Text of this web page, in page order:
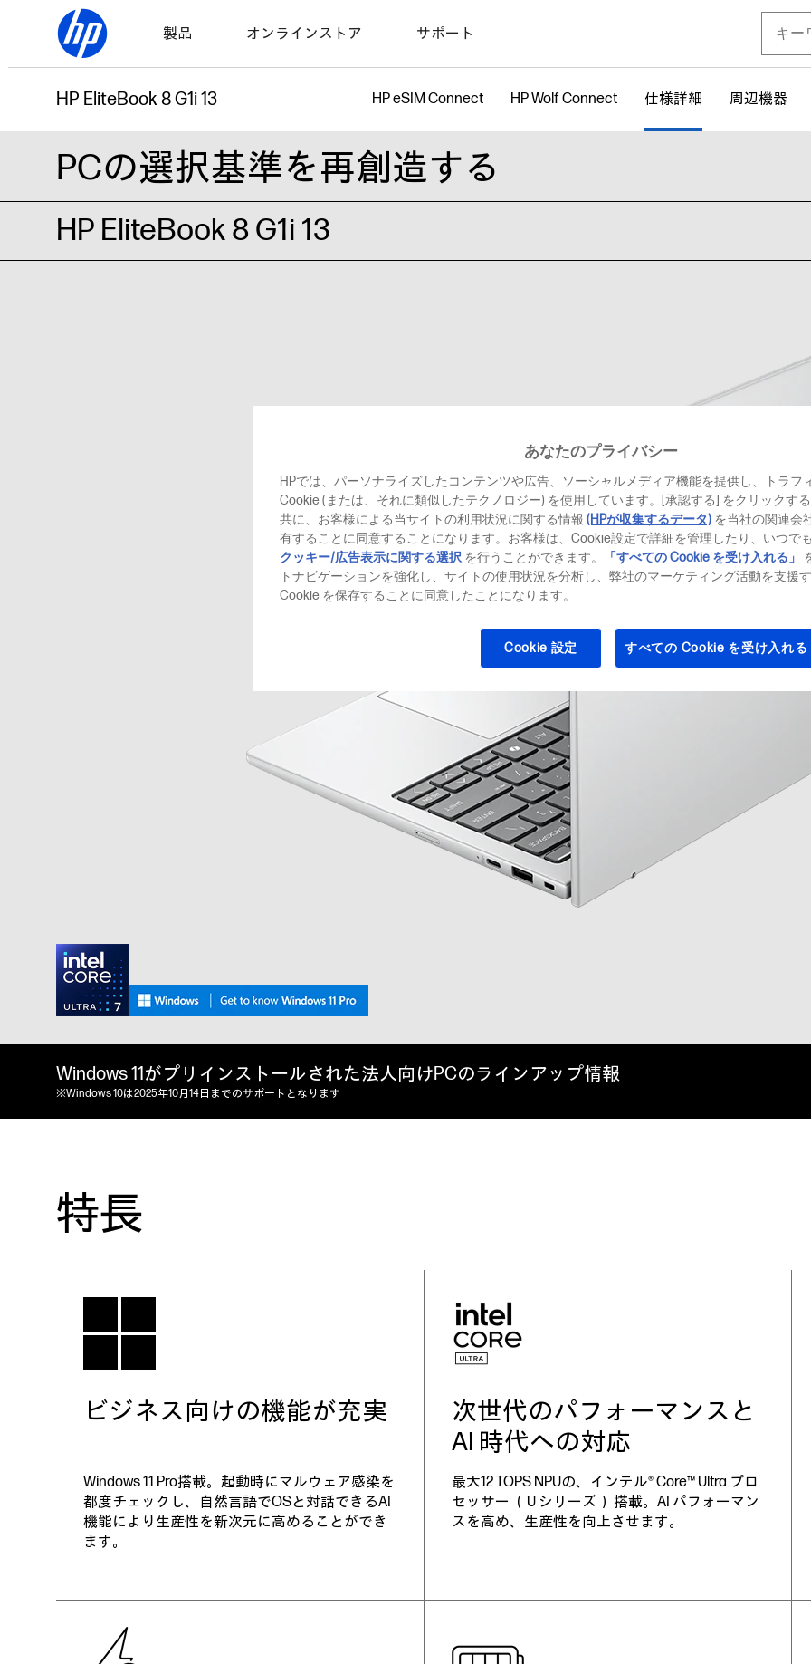
製品 オンラインストア サポート
HP EliteBook 8 G1i 13 HP eSIM Connect HP Wolf Connect 仕様詳細 周辺機器
PCの選択基準を再創造する
HP EliteBook 8 G1i 13
Windows 11がプリインストールされた法人向けPCのラインアップ情報
※Windows 10は2025年10月14日までのサポートとなります
特長
ビジネス向けの機能が充実
Windows 11 Pro搭載。起動時にマルウェア感染を
都度チェックし、自然言語でOSと対話できるAI
機能により生産性を新次元に高めることができ
ます。
次世代のパフォーマンスと
AI 時代への対応
最大12 TOPS NPUの、インテル® Core™ Ultra プロ
セッサー （U シリーズ） 搭載。AI パフォーマン
スを高め、生産性を向上させます。
あなたのプライバシー
HPでは、パーソナライズしたコンテンツや広告、ソーシャルメディア機能を提供し、トラフ
Cookie (または、それに類似したテクノロジー) を使用しています。[承認する] をクリックす
共に、お客様による当サイトの利用状況に関する情報 (HPが収集するデータ) を当社の関連会
有することに同意することになります。お客様は、Cookie設定で詳細を管理したり、いつで
クッキー/広告表示に関する選択 を行うことができます。 「すべての Cookie を受け入れる」
トナビゲーションを強化し、サイトの使用状況を分析し、弊社のマーケティング活動を支援
Cookie を保存することに同意したことになります。
Cookie 設定 すべての Cookie を受け入れる